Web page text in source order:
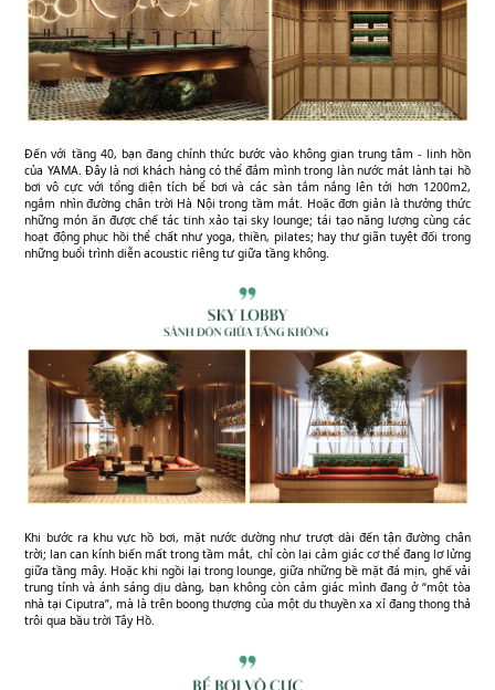
Đến với tầng 40, bạn đang chính thức bước vào không gian trung tâm - linh hồn
của YAMA. Đây là nơi khách hàng có thể đắm mình trong làn nước mát lành tại hồ
bơi vô cực với tổng diện tích bể bơi và các sàn tắm nắng lên tới hơn 1200m2,
ngắm nhìn đường chân trời Hà Nội trong tầm mắt. Hoặc đơn giản là thưởng thức
những món ăn được chế tác tinh xảo tại sky lounge; tái tạo năng lượng cùng các
hoạt động phục hồi thể chất như yoga, thiền, pilates; hay thư giãn tuyệt đối trong
những buổi trình diễn acoustic riêng tư giữa tầng không.
Khi bước ra khu vực hồ bơi, mặt nước dường như trượt dài đến tận đường chân
trời; lan can kính biến mất trong tầm mắt, chỉ còn lại cảm giác cơ thể đang lơ lửng
giữa tầng mây. Hoặc khi ngồi lại trong lounge, giữa những bề mặt đá mịn, ghế vải
trung tính và ánh sáng dịu dàng, bạn không còn cảm giác mình đang ở “một tòa
nhà tại Ciputra”, mà là trên boong thượng của một du thuyền xa xỉ đang thong thả
trôi qua bầu trời Tây Hồ.